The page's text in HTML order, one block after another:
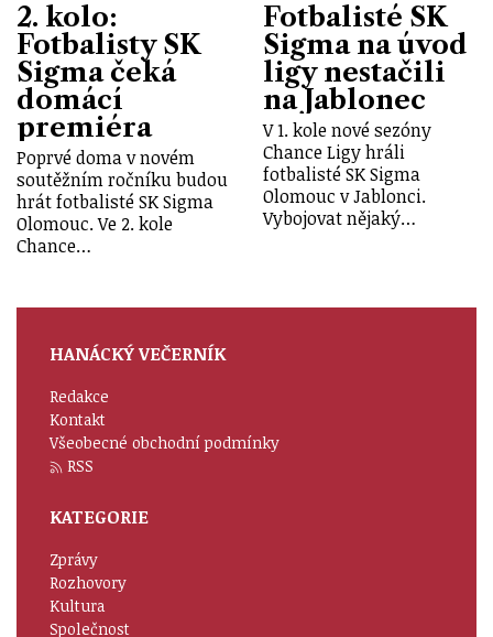
2. kolo:
Fotbalisty SK
Sigma čeká
domácí
premiéra
Poprvé doma v novém
soutěžním ročníku budou
hrát fotbalisté SK Sigma
Olomouc. Ve 2. kole
Chance…
Fotbalisté SK
Sigma na úvod
ligy nestačili
na Jablonec
V 1. kole nové sezóny
Chance Ligy hráli
fotbalisté SK Sigma
Olomouc v Jablonci.
Vybojovat nějaký…
HANÁCKÝ VEČERNÍK
Redakce
Kontakt
Všeobecné obchodní podmínky
RSS
KATEGORIE
Zprávy
Rozhovory
Kultura
Společnost